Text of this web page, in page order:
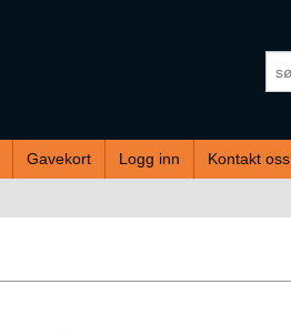
Gavekort Logg inn Kontakt oss